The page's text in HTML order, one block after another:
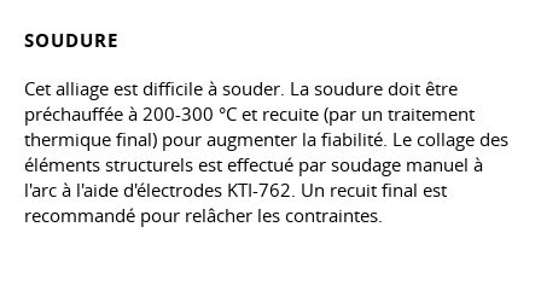
SOUDURE
Cet alliage est difficile à souder. La soudure doit être
préchauffée à 200-300 °C et recuite (par un traitement
thermique final) pour augmenter la fiabilité. Le collage des
éléments structurels est effectué par soudage manuel à
l'arc à l'aide d'électrodes KTI-762. Un recuit final est
recommandé pour relâcher les contraintes.